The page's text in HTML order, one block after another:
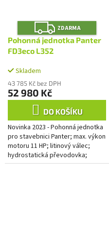
Z
D
A
R
ZDARMA
Pohonná jednotka Panter
FD3eco L352
Skladem
43 785 Kč bez DPH
52 980 Kč
DO KOŠÍKU
Novinka 2023 - Pohonná jednotka
pro stavebnici Panter; max. výkon
motoru 11 HP; litinový válec;
hydrostatická převodovka;
plynule volitelná rychlost vpřed i